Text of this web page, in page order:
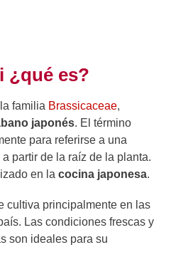
¿qué es?
familia Brassicaceae,
japonés. El término
para referirse a una
partir de la raíz de la planta.
en la cocina japonesa.
cultiva principalmente en las
Las condiciones frescas y
son ideales para su